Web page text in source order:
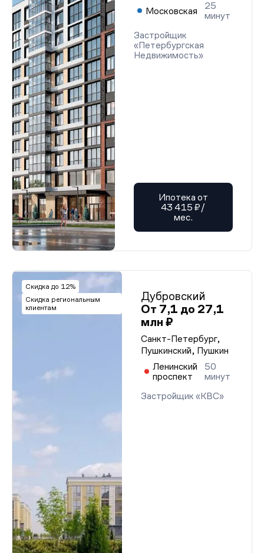
Московская
25
минут
Застройщик
«Петербургская
Недвижимость»
Ипотека от
43 415 ₽/
мес.
Скидка до 12%
Скидка региональным
клиентам
Дубровский
От 7,1 до 27,1
млн ₽
Санкт-Петербург,
Пушкинский, Пушкин
Ленинский
проспект
50
минут
Застройщик «КВС»